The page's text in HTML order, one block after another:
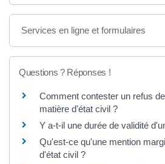
Services en ligne et formulaires
Questions ? Réponses !
Comment contester un refus
matière d'état civil ?
Y a-t-il une durée de validité
Qu'est-ce qu'une mention
d'état civil ?